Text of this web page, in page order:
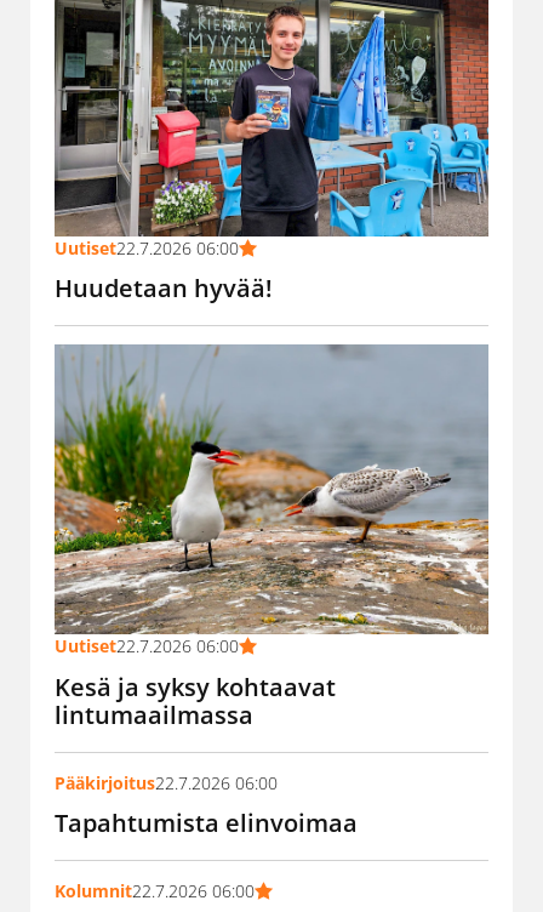
Uutiset22.7.2026 06:00
Huudetaan hyvää!
Uutiset22.7.2026 06:00
Kesä ja syksy kohtaavat
lintumaailmassa
Pääkirjoitus22.7.2026 06:00
Tapahtumista elinvoimaa
Kolumnit22.7.2026 06:00